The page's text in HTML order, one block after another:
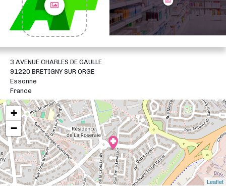
3 AVENUE CHARLES DE GAULLE
91220 BRETIGNY SUR ORGE
Essonne
France
+
−
Leaflet